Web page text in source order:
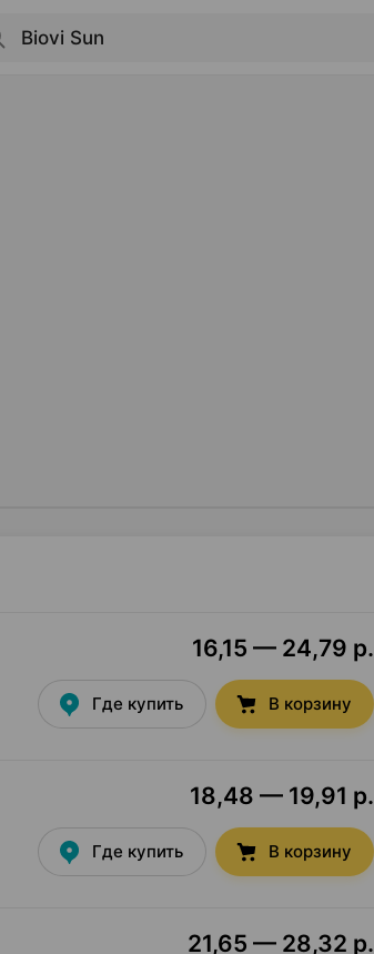
16,15 — 24,79 р.
Где купить В корзину
18,48 — 19,91 р.
Где купить В корзину
21,65 — 28,32 р.